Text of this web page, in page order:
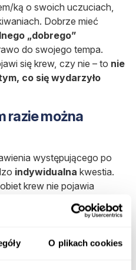
O plikach cookies
ką o swoich uczuciach,
Dobrze mieć
„dobrego”
do swojego tempa.
się krew, czy nie – to nie
co się wydarzyło
razie można
występującego po
indywidualna kwestia.
krew nie pojawia
na to, jak długo
współżyciu, natomiast